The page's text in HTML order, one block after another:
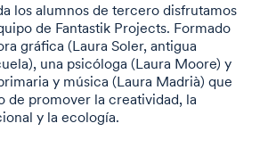
los alumnos de tercero disfrutamos
de Fantastik Projects. Formado
gráfica (Laura Soler, antigua
una psicóloga (Laura Moore) y
y música (Laura Madrià) que
de promover la creatividad, la
y la ecología.